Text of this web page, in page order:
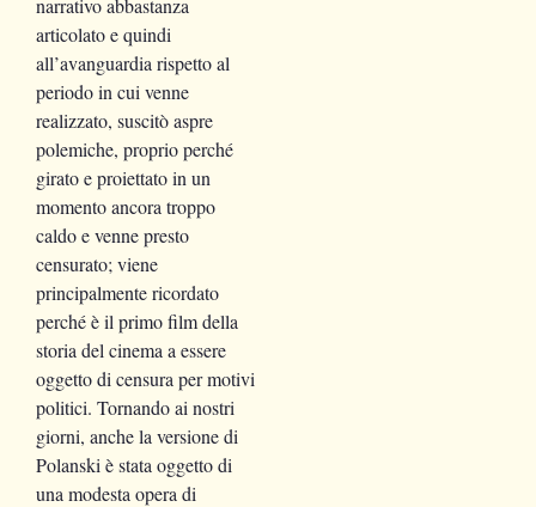
articolato e quindi
all’avanguardia rispetto al
periodo in cui venne
realizzato, suscitò aspre
polemiche, proprio perché
girato e proiettato in un
momento ancora troppo
caldo e venne presto
censurato; viene
principalmente ricordato
perché è il primo film della
storia del cinema a essere
oggetto di censura per motivi
politici. Tornando ai nostri
giorni, anche la versione di
Polanski è stata oggetto di
una modesta opera di